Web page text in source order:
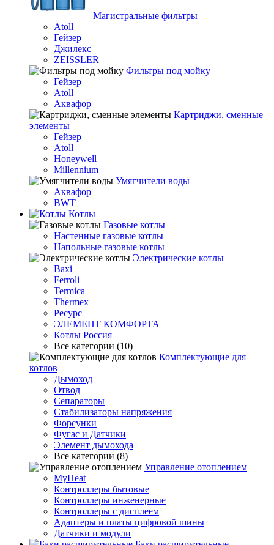
Магистральные фильтры
Atoll
Гейзер
Джилекс
ZEISSLER
Фильтры под мойку
Гейзер
Atoll
Аквафор
Картриджи, сменные
элементы
Гейзер
Atoll
Honeywell
Millennium
Умягчители воды
Аквафор
BWT
Котлы
Гaзовые котлы
Настенные газовые котлы
Напольные газовые котлы
Электрические котлы
Baxi
Ferroli
Termica
Thermex
Ресурс
ЭЛЕМЕНТ КОМФОРТА
Котлы Россия
Все категории (10)
Комплектующие для
котлов
Дымоход
Отвод
Сепараторы
Стабилизаторы напряжения
Форсунки
Фугас и Датчики
Элемент дымохода
Все категории (8)
Управление отоплением
MyHeat
Контроллеры бытовые
Контроллеры инженерные
Контроллеры с дисплеем
Адаптеры и платы цифровой шины
Датчики и модули